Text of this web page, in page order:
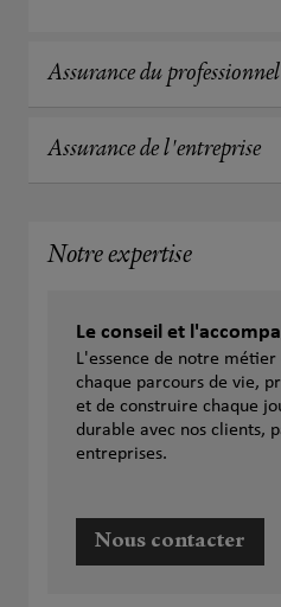
Assurance du professionnel
Assurance de l'entreprise
Notre expertise
Le conseil et
L'essence de notre
chaque parcours de vie,
et de construire chaque
durable avec nos clients,
entreprises.
Nous contacter